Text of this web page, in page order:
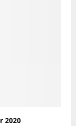
2020